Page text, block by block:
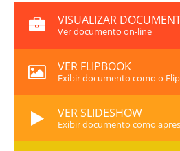
VISUALIZAR
Ver documento on-line
VER FLIPBOOK
Exibir documento como o
VER SLIDESHOW
Exibir documento como